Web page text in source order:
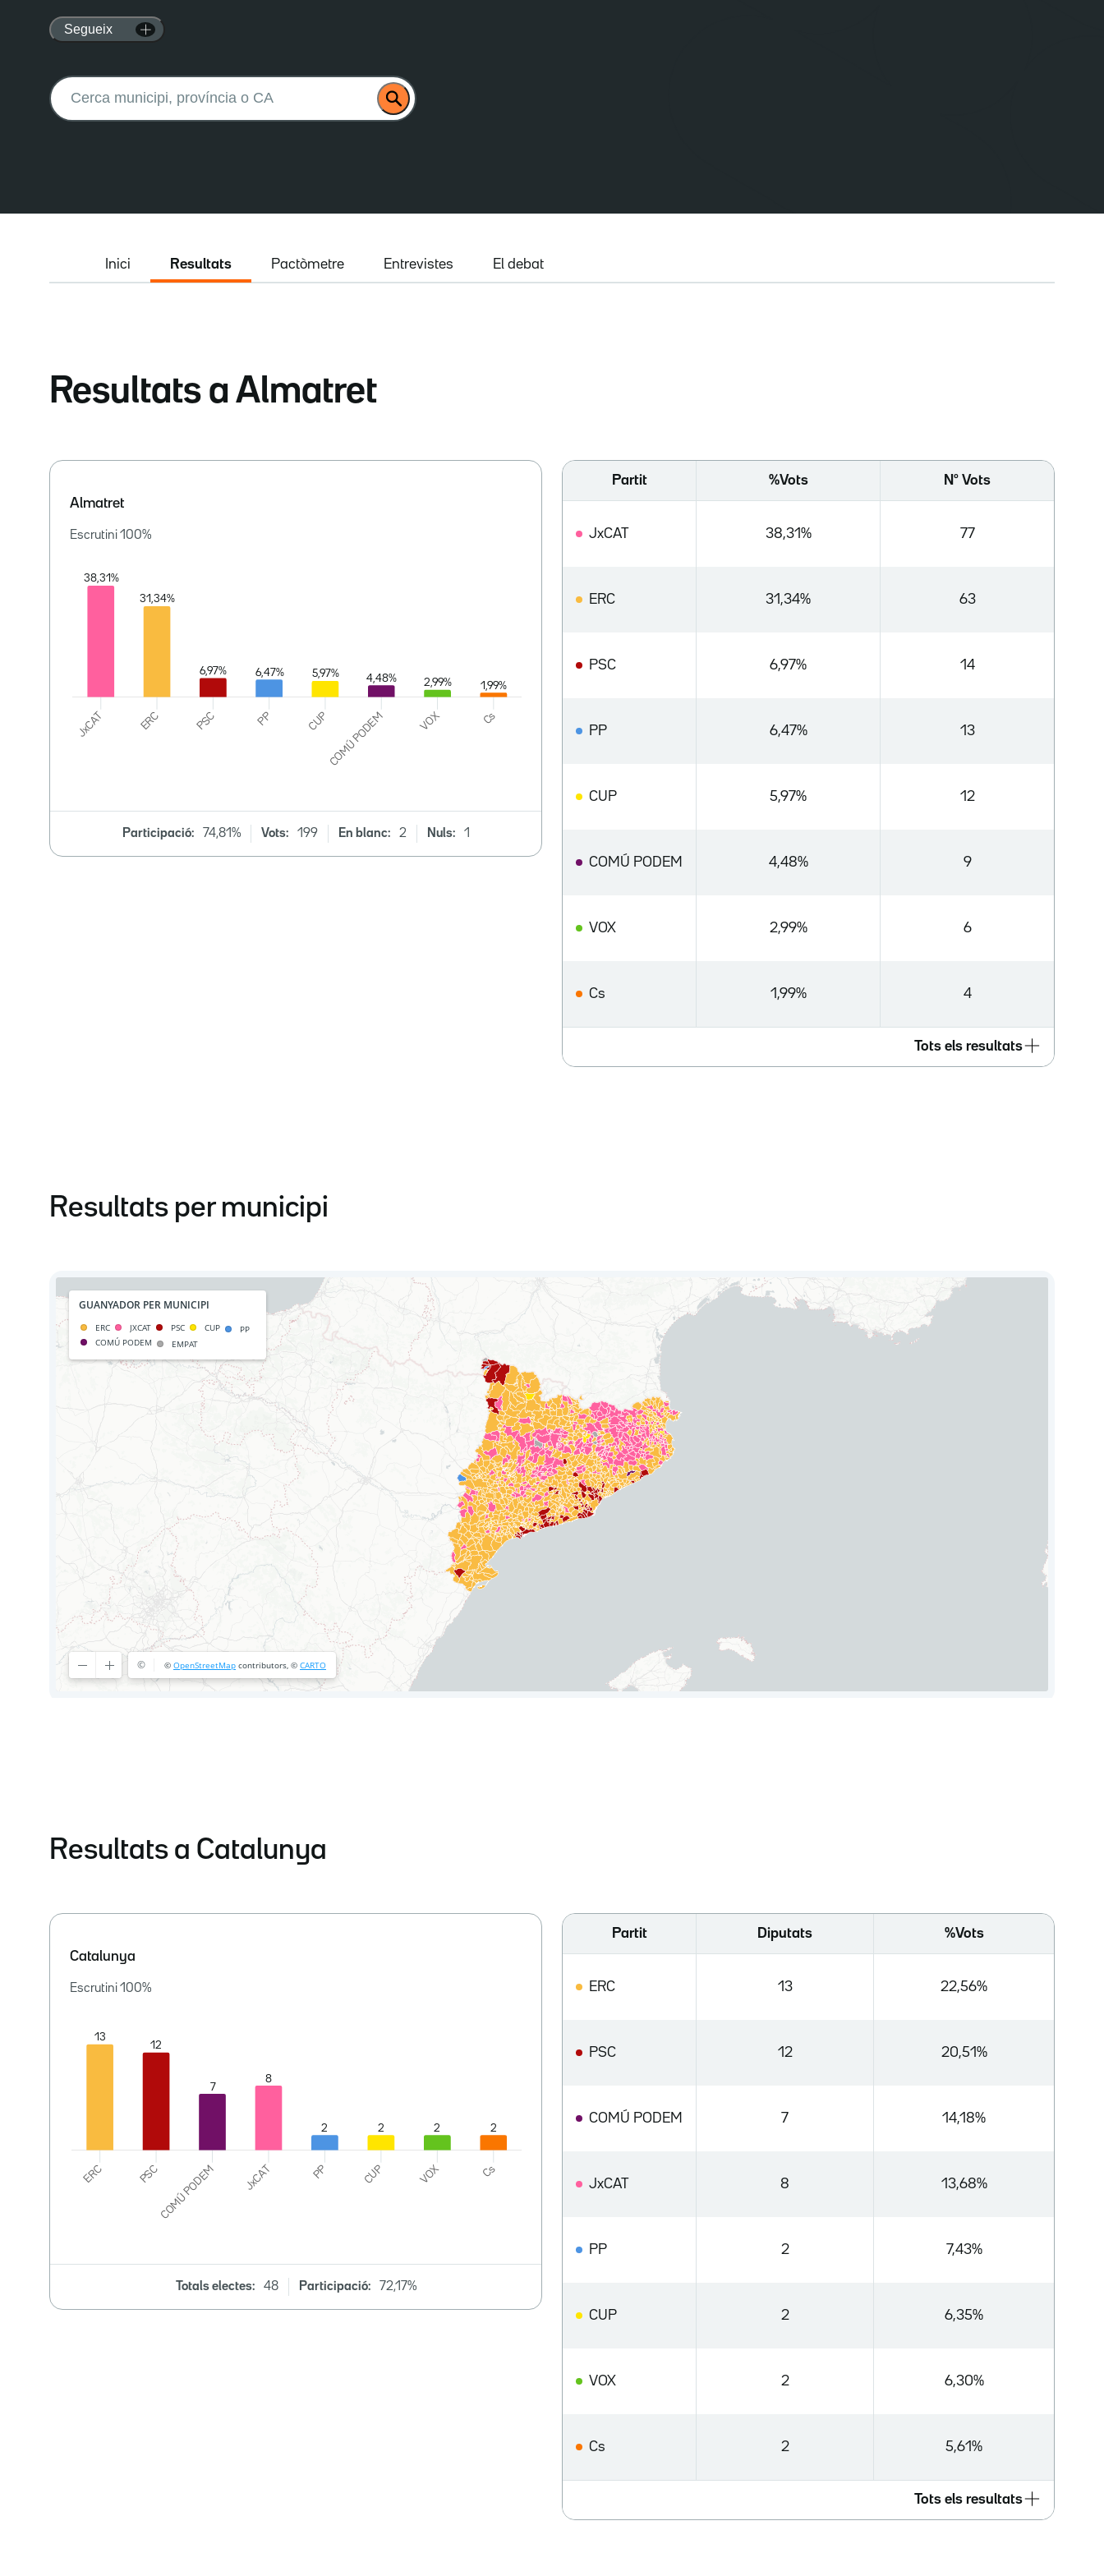
Segueix
Buscar:
Inici Resultats Pactòmetre Entrevistes El debat
Resultats a Almatret
Almatret
Escrutini 100%
Participació: 74,81% Vots: 199 En blanc: 2 Nuls: 1
Partit %Vots Nº Vots
JxCAT 38,31% 77
ERC 31,34% 63
PSC 6,97% 14
PP 6,47% 13
CUP 5,97% 12
COMÚ PODEM 4,48% 9
VOX 2,99% 6
Cs 1,99% 4
Tots els resultats
Resultats per municipi
Resultats a Catalunya
Catalunya
Escrutini 100%
Totals electes: 48 Participació: 72,17%
Partit Diputats %Vots
ERC 13 22,56%
PSC 12 20,51%
COMÚ PODEM 7 14,18%
JxCAT 8 13,68%
PP 2 7,43%
CUP 2 6,35%
VOX 2 6,30%
Cs 2 5,61%
Tots els resultats